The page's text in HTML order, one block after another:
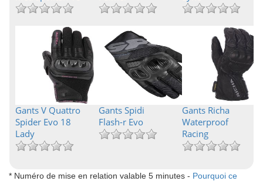
Gants V Quattro
Spider Evo 18
Lady
Gants Spidi
Flash-r Evo
Gants Richa
Waterproof
Racing
* Numéro de mise en relation valable 5 minutes - Pourquoi ce